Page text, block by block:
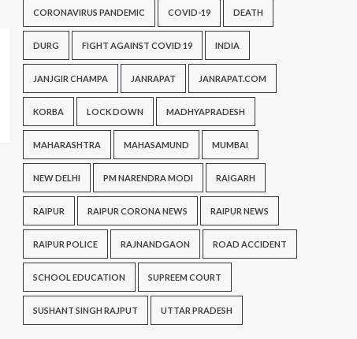
CORONAVIRUS PANDEMIC COVID-19 DEATH
DURG FIGHT AGAINST COVID 19 INDIA
JANJGIR CHAMPA JANRAPAT JANRAPAT.COM
KORBA LOCK DOWN MADHYAPRADESH
MAHARASHTRA MAHASAMUND MUMBAI
NEW DELHI PM NARENDRA MODI RAIGARH
RAIPUR RAIPUR CORONA NEWS RAIPUR NEWS
RAIPUR POLICE RAJNANDGAON ROAD ACCIDENT
SCHOOL EDUCATION SUPREEM COURT
SUSHANT SINGH RAJPUT UTTAR PRADESH